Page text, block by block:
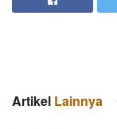
Artikel Lainnya